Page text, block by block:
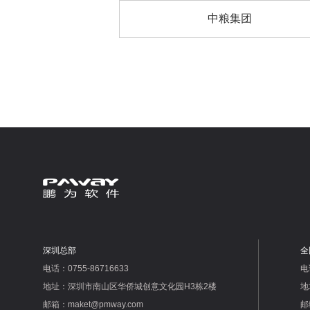
中粮集团
深圳总部
电话：0755-86716633
地址：深圳市南山区华侨城创意文化园H3栋2楼
邮箱：maket@pmway.com